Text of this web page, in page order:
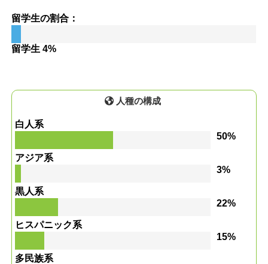
留学生の割合：
留学生 4%
人種の構成
白人系
50%
アジア系
3%
黒人系
22%
ヒスパニック系
15%
多民族系